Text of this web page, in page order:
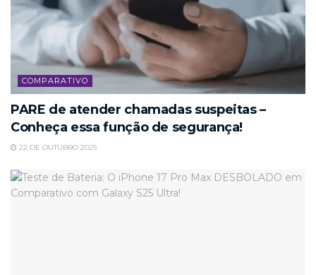
COMPARATIVO
PARE de atender chamadas suspeitas –
Conheça essa função de segurança!
22 DE OUTUBRO 2025